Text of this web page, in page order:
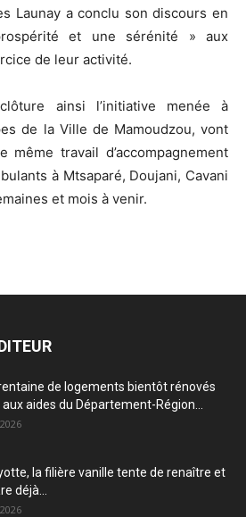
Launay a conclu son discours en
et une sérénité » aux
de leur activité.
ainsi l’initiative menée à
de la Ville de Mamoudzou, vont
même travail d’accompagnement
à Mtsaparé, Doujani, Cavani
et mois à venir.
de logements bientôt rénovés
aides du Département-Région...
la filière vanille tente de renaître et
déjà...